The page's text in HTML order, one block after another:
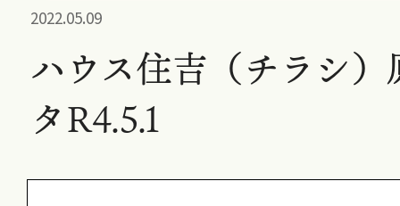
2022.05.09
ハウス住吉（チラシ）
タR4.5.1